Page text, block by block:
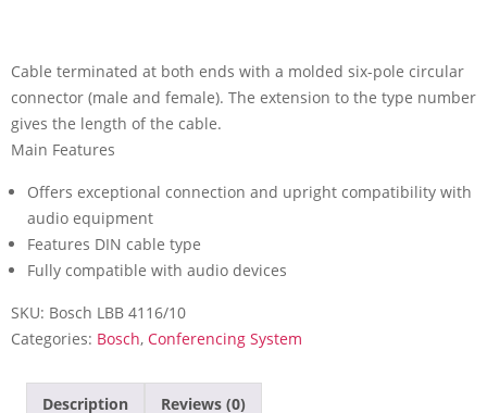
Cable terminated at both ends with a molded six-pole circular
connector (male and female). The extension to the type number
gives the length of the cable.
Main Features
Offers exceptional connection and upright compatibility with
audio equipment
Features DIN cable type
Fully compatible with audio devices
SKU: Bosch LBB 4116/10
Categories: Bosch, Conferencing System
Description Reviews (0)